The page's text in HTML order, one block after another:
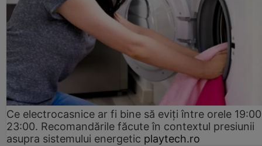
Ce electrocasnice ar fi bine să eviți între orele
23:00. Recomandările făcute în contextul presiunii
asupra sistemului energetic playtech.ro